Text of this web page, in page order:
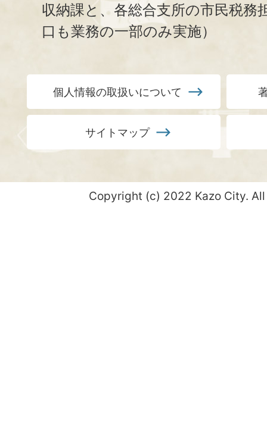
収納課と、 各総合支所の市民税務
口も業務の一部のみ実施）
個人情報の取扱いについて
サイトマップ
Copyright (c) 2022 Kazo City.